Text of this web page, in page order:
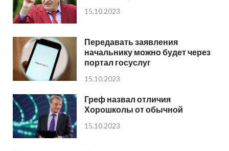
15.10.2023
Передавать заявления
начальнику можно будет через
портал госуслуг
15.10.2023
Греф назвал отличия
Хорошколы от обычной
15.10.2023